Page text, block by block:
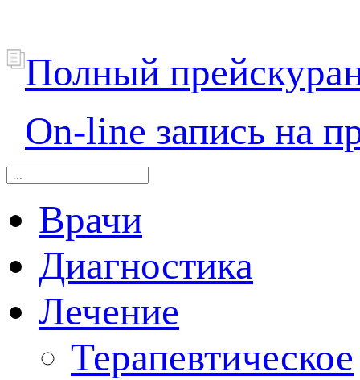
Полный
On-line запись на
Врачи
Диагностика
Лечение
Терапевтическое